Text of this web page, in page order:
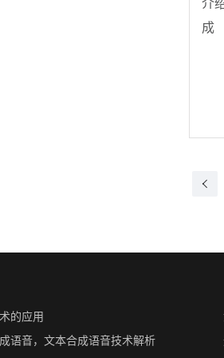
介
成
的应用
语音，文本合成语音技术解析